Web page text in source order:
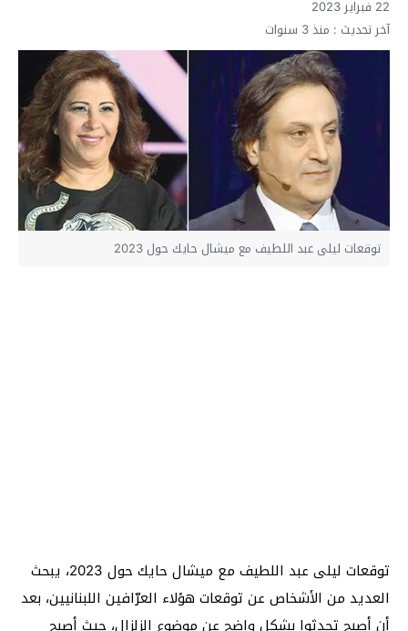
22 فبراير 2023
آخر تحديث : منذ 3 سنوات
توقعات ليلى عبد اللطيف مع ميشال حايك حول 2023
توقعات ليلى عبد اللطيف مع ميشال حايك حول 2023، يبحث
العديد من الأشخاص عن توقعات هؤلاء العرّافين اللبنانيين، بعد
أن أصبح تحدثوا بشكل واضح عن موضوع الزلزال، حيث أصبح